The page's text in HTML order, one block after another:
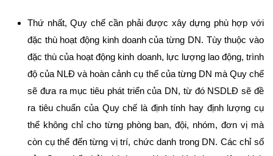
Thứ nhất, Quy chế cần phải được xây dựng phù hợp với
đặc thù hoạt động kinh doanh của từng DN. Tùy thuộc vào
đặc thù của hoạt động kinh doanh, lực lượng lao động, trình
độ của NLĐ và hoàn cảnh cụ thể của từng DN mà Quy chế
sẽ đưa ra mục tiêu phát triển của DN, từ đó NSDLĐ sẽ đề
ra tiêu chuẩn của Quy chế là định tính hay định lượng cụ
thể không chỉ cho từng phòng ban, đội, nhóm, đơn vị mà
còn cụ thể đến từng vị trí, chức danh trong DN. Các chỉ số